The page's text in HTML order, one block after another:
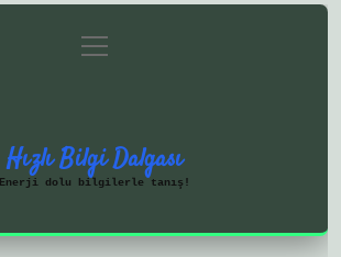
Gizlilik Politikası
menüyü
aç
Hızlı Bilgi Dalgası
Enerji dolu bilgilerle tanış!